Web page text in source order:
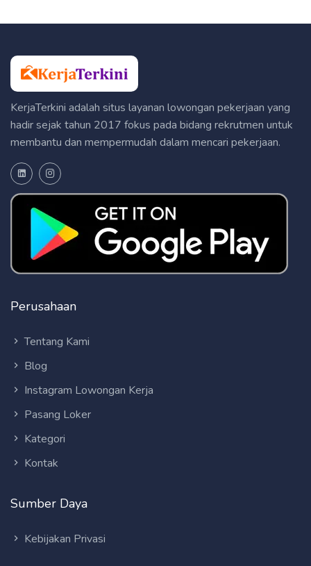
KerjaTerkini adalah situs layanan lowongan pekerjaan yang
hadir sejak tahun 2017 fokus pada bidang rekrutmen untuk
membantu dan mempermudah dalam mencari pekerjaan.
Perusahaan
Tentang Kami
Blog
Instagram Lowongan Kerja
Pasang Loker
Kategori
Kontak
Sumber Daya
Kebijakan Privasi